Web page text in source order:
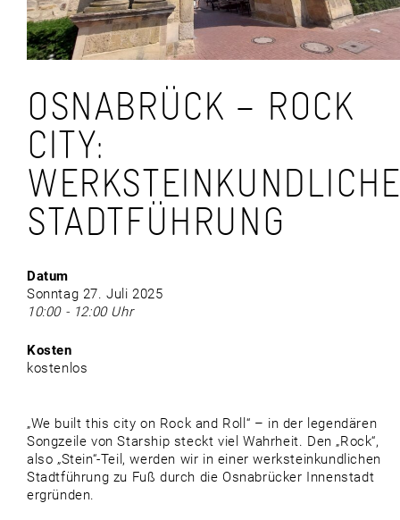
OSNABRÜCK – ROCK
CITY:
WERKSTEINKUNDLICHE
STADTFÜHRUNG
Datum
Sonntag 27. Juli 2025
10:00 - 12:00 Uhr
Kosten
kostenlos
„We built this city on Rock and Roll“ – in der legendären
Songzeile von Starship steckt viel Wahrheit. Den „Rock“,
also „Stein“-Teil, werden wir in einer werksteinkundlichen
Stadtführung zu Fuß durch die Osnabrücker Innenstadt
ergründen.